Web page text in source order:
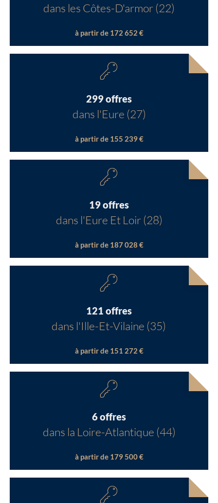
dans les Côtes-D'armor (22)
à partir de 172 652 €
299 offres
dans l'Eure (27)
à partir de 155 239 €
19 offres
dans l'Eure Et Loir (28)
à partir de 187 028 €
121 offres
dans l'Ille-Et-Vilaine (35)
à partir de 151 272 €
6 offres
dans la Loire-Atlantique (44)
à partir de 179 500 €